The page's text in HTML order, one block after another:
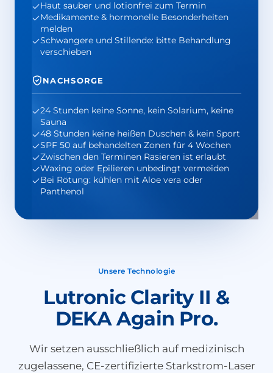
Haut sauber und lotionfrei zum Termin
Medikamente & hormonelle Besonderheiten
melden
Schwangere und Stillende: bitte Behandlung
verschieben
NACHSORGE
24 Stunden keine Sonne, kein Solarium, keine
Sauna
48 Stunden keine heißen Duschen & kein Sport
SPF 50 auf behandelten Zonen für 4 Wochen
Zwischen den Terminen Rasieren ist erlaubt
Waxing oder Epilieren unbedingt vermeiden
Bei Rötung: kühlen mit Aloe vera oder
Panthenol
Unsere Technologie
Lutronic Clarity II &
DEKA Again Pro.
Wir setzen ausschließlich auf medizinisch
zugelassene, CE-zertifizierte Starkstrom-Laser